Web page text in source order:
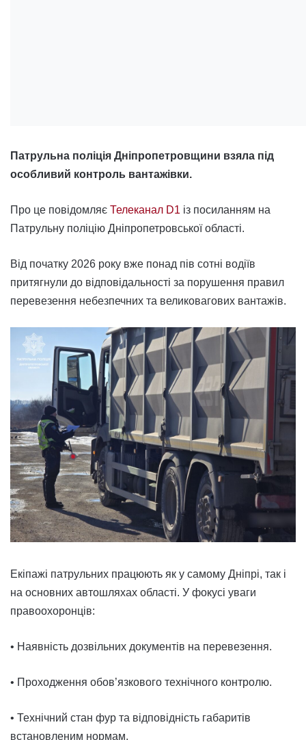
Патрульна поліція Дніпропетровщини взяла під
особливий контроль вантажівки.
Про це повідомляє Телеканал D1 із посиланням на
Патрульну поліцію Дніпропетровської області.
Від початку 2026 року вже понад пів сотні водіїв
притягнули до відповідальності за порушення правил
перевезення небезпечних та великовагових вантажів.
Екіпажі патрульних працюють як у самому Дніпрі, так і
на основних автошляхах області. У фокусі уваги
правоохоронців:
• Наявність дозвільних документів на перевезення.
• Проходження обов’язкового технічного контролю.
• Технічний стан фур та відповідність габаритів
встановленим нормам.